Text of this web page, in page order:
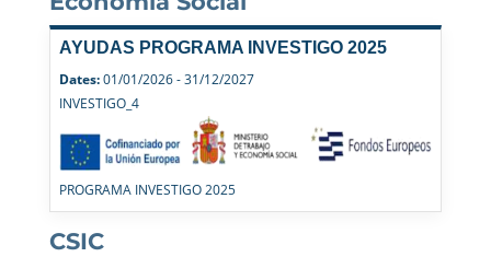
AYUDAS PROGRAMA INVESTIGO 2025
Dates:01/01/2026 - 31/12/2027
INVESTIGO_4
PROGRAMA INVESTIGO 2025
CSIC